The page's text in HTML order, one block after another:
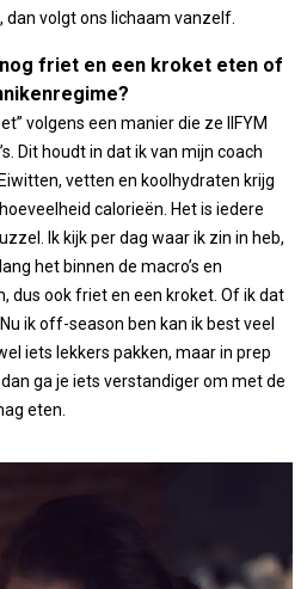
volgt ons lichaam vanzelf.
friet en een kroket eten of
volgens een manier die ze IIFYM
Dit houdt in dat ik van mijn coach
vetten en koolhydraten krijg
calorieën. Het is iedere
Ik kijk per dag waar ik zin in heb,
het binnen de macro’s en
dus ook friet en een kroket. Of ik dat
ik off-season ben kan ik best veel
iets lekkers pakken, maar in prep
ga je iets verstandiger om met de
eten.